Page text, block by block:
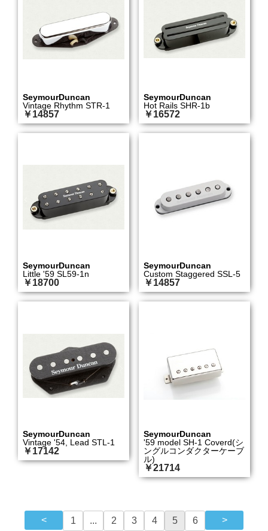
SeymourDuncan
Vintage Rhythm STR-1
￥14857
SeymourDuncan
Hot Rails SHR-1b
￥16572
SeymourDuncan
Little '59 SL59-1n
￥18700
SeymourDuncan
Custom Staggered SSL-5
￥14857
SeymourDuncan
Vintage '54, Lead STL-1
￥17142
SeymourDuncan
'59 model SH-1 Coverd(シ
ングルコンダクターケーブ
ル)
￥21714
1 ... 2 3 4 5 6